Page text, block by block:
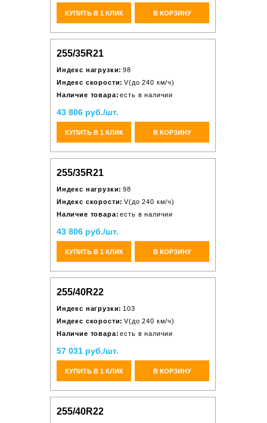
КУПИТЬ В 1 КЛИК В КОРЗИНУ
255/35R21
Индекс нагрузки: 98
Индекс скорости: V(до 240 км/ч)
Наличие товара: есть в наличии
43 806 руб./шт.
КУПИТЬ В 1 КЛИК В КОРЗИНУ
255/35R21
Индекс нагрузки: 98
Индекс скорости: V(до 240 км/ч)
Наличие товара: есть в наличии
43 806 руб./шт.
КУПИТЬ В 1 КЛИК В КОРЗИНУ
255/40R22
Индекс нагрузки: 103
Индекс скорости: V(до 240 км/ч)
Наличие товара: есть в наличии
57 031 руб./шт.
КУПИТЬ В 1 КЛИК В КОРЗИНУ
255/40R22